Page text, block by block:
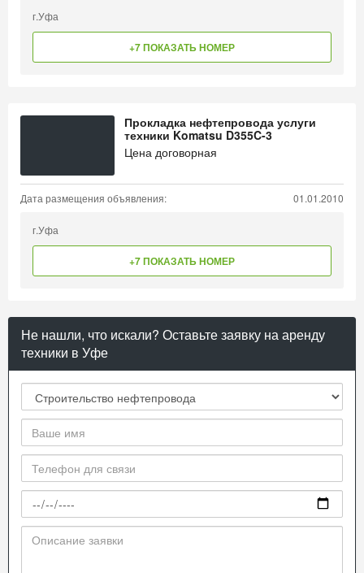
г.Уфа
+7 ПОКАЗАТЬ НОМЕР
Прокладка нефтепровода услуги
техники Komatsu D355C-3
Цена договорная
Дата размещения объявления: 01.01.2010
г.Уфа
+7 ПОКАЗАТЬ НОМЕР
Не нашли, что искали? Оставьте заявку на аренду
техники в Уфе